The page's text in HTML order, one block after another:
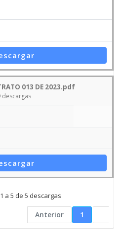
013 DE 2023.pdf
descargas
a 5 de 5 descargas
Anterior 1